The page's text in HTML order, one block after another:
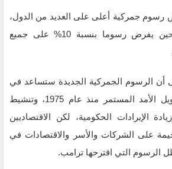
رسوم جمركية أعلى على العديد من الدول،
باستثناء الصين، في حين يفرض رسوما بنسبة 10% على جميع
أن الرسوم الجمركية الجديدة ستساعد في
سد العجز التجاري طويل الأمد المستمر منذ عام 1975، وتنشيط
الإيرادات الحكومية، لكن الاقتصاديين
على الشركات والأسر والاقتصادات في
الرسوم التي اقترحها ترامب.